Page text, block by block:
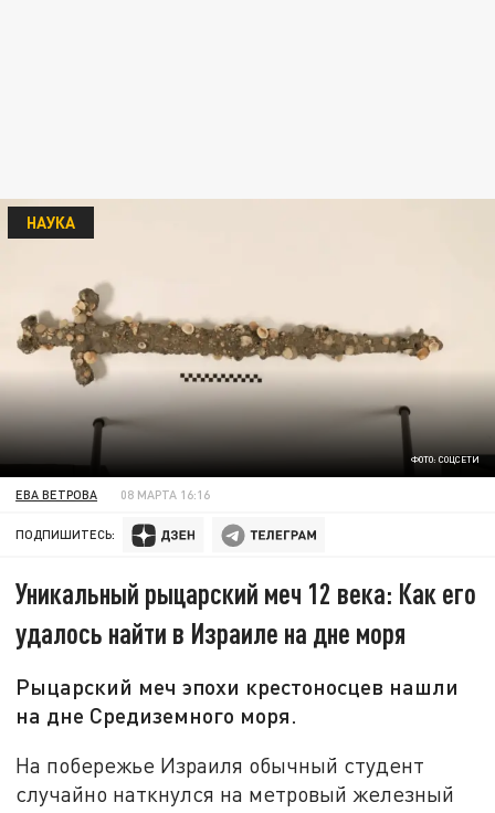
ФОТО: СОЦСЕТИ
НАУКА
ЕВА ВЕТРОВА 08 МАРТА 16:16
ПОДПИШИТЕСЬ:
Уникальный рыцарский меч 12 века: Как его
удалось найти в Израиле на дне моря
Рыцарский меч эпохи крестоносцев нашли
на дне Средиземного моря.
На побережье Израиля обычный студент
случайно наткнулся на метровый железный